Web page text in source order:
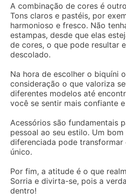
A combinação de cores é
Tons claros e pastéis, por
harmonioso e fresco. Não
estampas, desde que elas
de cores, o que pode resultar
descolado.
Na hora de escolher o biquíni
consideração o que valoriza
diferentes modelos até
você se sentir mais confiante
Acessórios são fundamentais
pessoal ao seu estilo. Um
diferenciada pode
único.
Por fim, a atitude é o que
Sorria e divirta-se, pois a
dentro!